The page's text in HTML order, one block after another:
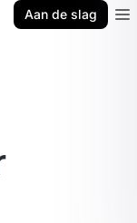
Aan de slag